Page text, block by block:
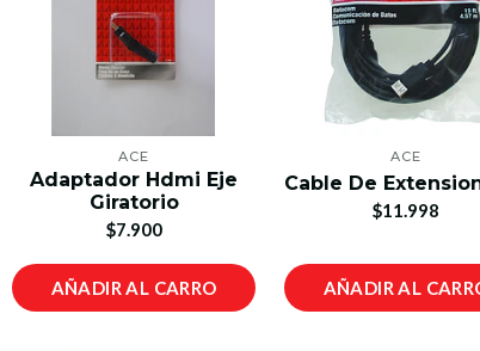
ACE
Adaptador Hdmi Eje
Giratorio
$7.900
AÑADIR AL CARRO
ACE
Cable De
$11.998
AÑADIR AL